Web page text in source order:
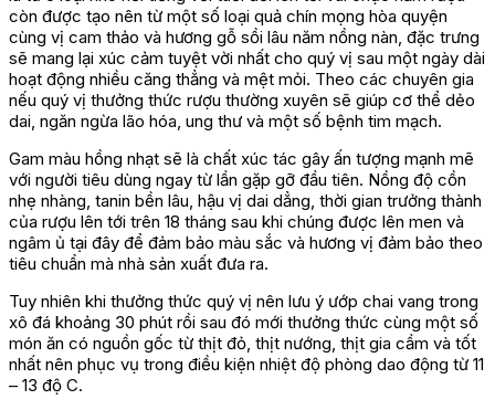
còn được tạo nên từ một số loại quả chín mọng hòa quyện
cùng vị cam thảo và hương gỗ sồi lâu năm nồng nàn, đặc trưng
sẽ mang lại xúc cảm tuyệt vời nhất cho quý vị sau một ngày dài
hoạt động nhiều căng thẳng và mệt mỏi. Theo các chuyên gia
nếu quý vị thưởng thức rượu thường xuyên sẽ giúp cơ thể dẻo
dai, ngăn ngừa lão hóa, ung thư và một số bệnh tim mạch.
Gam màu hồng nhạt sẽ là chất xúc tác gây ấn tượng mạnh mẽ
với người tiêu dùng ngay từ lần gặp gỡ đầu tiên. Nồng độ cồn
nhẹ nhàng, tanin bền lâu, hậu vị dai dẳng, thời gian trưởng thành
của rượu lên tới trên 18 tháng sau khi chúng được lên men và
ngâm ủ tại đây để đảm bảo màu sắc và hương vị đảm bảo theo
tiêu chuẩn mà nhà sản xuất đưa ra.
Tuy nhiên khi thưởng thức quý vị nên lưu ý ướp chai vang trong
xô đá khoảng 30 phút rồi sau đó mới thưởng thức cùng một số
món ăn có nguồn gốc từ thịt đỏ, thịt nướng, thịt gia cầm và tốt
nhất nên phục vụ trong điều kiện nhiệt độ phòng dao động từ 11
– 13 độ C.